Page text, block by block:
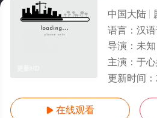
中国大陆
语言： 汉
导演： 未知
主演： 于
更新时间：
 在线观看